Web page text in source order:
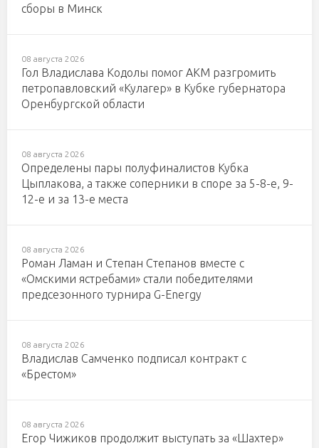
сборы в Минск
08 августа 2026
Гол Владислава Кодолы помог АКМ разгромить
петропавловский «Кулагер» в Кубке губернатора
Оренбургской области
08 августа 2026
Определены пары полуфиналистов Кубка
Цыплакова, а также соперники в споре за 5-8-е, 9-
12-е и за 13-е места
08 августа 2026
Роман Ламан и Степан Степанов вместе с
«Омскими ястребами» стали победителями
предсезонного турнира G-Energy
08 августа 2026
Владислав Самченко подписал контракт с
«Брестом»
08 августа 2026
Егор Чижиков продолжит выступать за «Шахтер»